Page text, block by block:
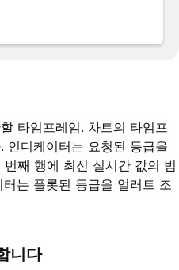
타임프레임. 차트의 타임프
인디케이터는 요청된 등급을
째 행에 최신 실시간 값의 범
는 플롯된 등급을 얼러트 조
니다